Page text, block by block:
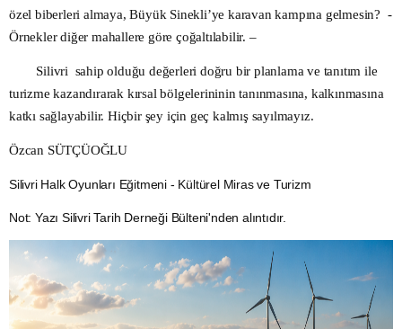
özel biberleri almaya, Büyük Sinekli’ye karavan kampına gelmesin? -
Örnekler diğer mahallere göre çoğaltılabilir. –
Silivri sahip olduğu değerleri doğru bir planlama ve tanıtım ile
turizme kazandırarak kırsal bölgelerininin tanınmasına, kalkınmasına
katkı sağlayabilir. Hiçbir şey için geç kalmış sayılmayız.
Özcan SÜTÇÜOĞLU
Silivri Halk Oyunları Eğitmeni - Kültürel Miras ve Turizm
Not: Yazı Silivri Tarih Derneği Bülteni'nden alıntıdır.